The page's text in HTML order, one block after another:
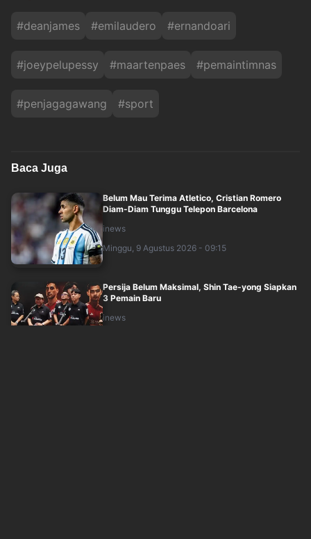
#deanjames #emilaudero #ernandoari
#joeypelupessy #maartenpaes #pemaintimnas
#penjagagawang #sport
Baca Juga
Belum Mau Terima Atletico, Cristian Romero
Diam-Diam Tunggu Telepon Barcelona
inews
Minggu, 9 Agustus 2026 - 09:15
Persija Belum Maksimal, Shin Tae-yong Siapkan
3 Pemain Baru
inews